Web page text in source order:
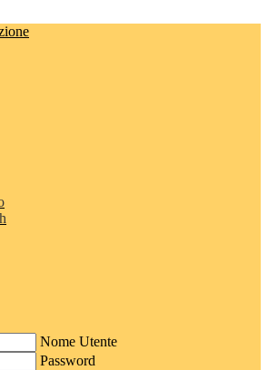
Nome Utente
Password